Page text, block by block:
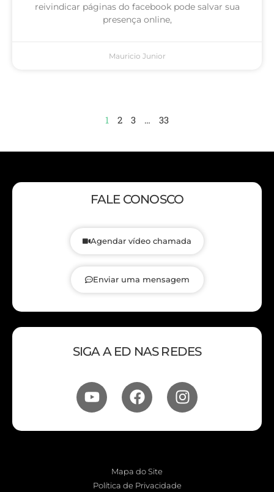
reivindicar páginas do facebook pode salvar sua
presença online,
Mauricio Junior
1 2 3 … 33
FALE CONOSCO
Agendar vídeo chamada
Enviar uma mensagem
SIGA A ED NAS REDES
Mapa do Site
Política de Privacidade